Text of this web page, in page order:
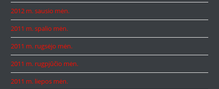
2012 m. sausio mėn.
2011 m. spalio mėn.
2011 m. rugsėjo mėn.
2011 m. rugpjūčio mėn.
2011 m. liepos mėn.